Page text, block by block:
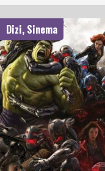
Dizi, Sinema